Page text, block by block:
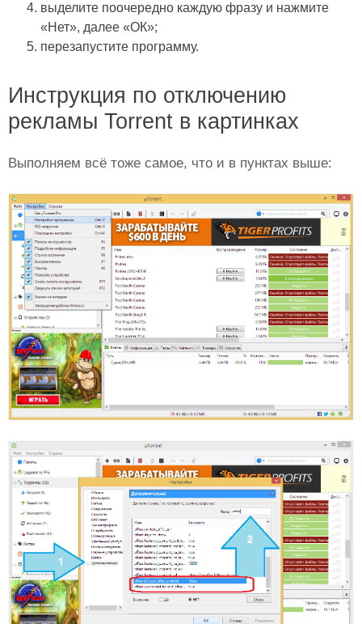
выделите поочередно каждую фразу и нажмите
«Нет», далее «ОК»;
перезапустите программу.
Инструкция по отключению
рекламы Torrent в картинках
Выполняем всё тоже самое, что и в пунктах выше: